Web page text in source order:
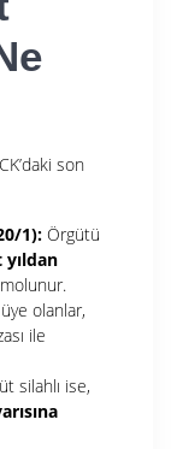
son
1): Örgütü
olanlar,
ile
silahlı ise,